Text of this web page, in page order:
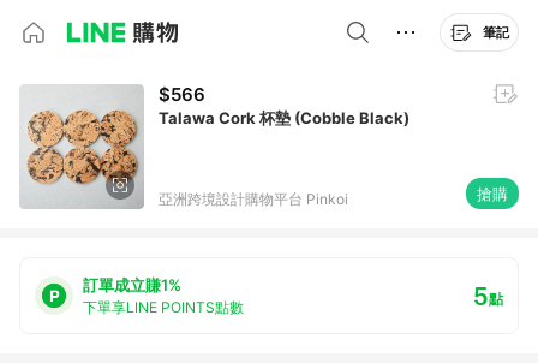
筆記
$566
Talawa Cork 杯墊 (Cobble Black)
亞洲跨境設計購物平台 Pinkoi 搶購
訂單成立賺1%
下單享LINE POINTS點數 5點